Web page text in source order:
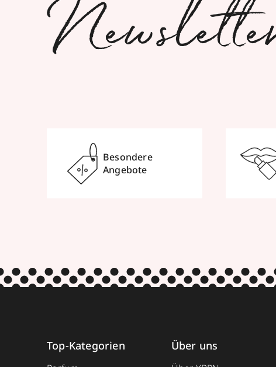
Besondere
Angebote
Top-Kategorien Über uns